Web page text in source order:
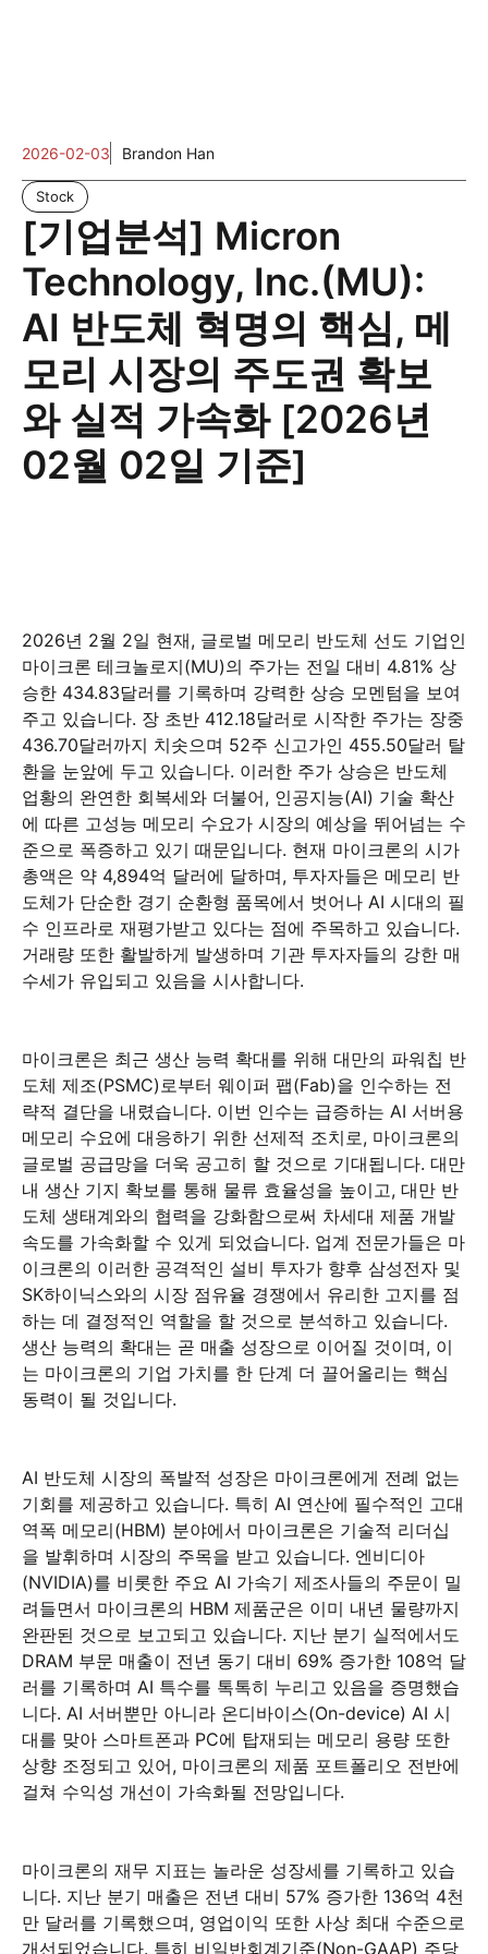
2026-02-03 Brandon Han
Stock
[기업분석] Micron
Technology, Inc.(MU):
AI 반도체 혁명의 핵심, 메
모리 시장의 주도권 확보
와 실적 가속화 [2026년
02월 02일 기준]
2026년 2월 2일 현재, 글로벌 메모리 반도체 선도 기업인
마이크론 테크놀로지(MU)의 주가는 전일 대비 4.81% 상
승한 434.83달러를 기록하며 강력한 상승 모멘텀을 보여
주고 있습니다. 장 초반 412.18달러로 시작한 주가는 장중
436.70달러까지 치솟으며 52주 신고가인 455.50달러 탈
환을 눈앞에 두고 있습니다. 이러한 주가 상승은 반도체
업황의 완연한 회복세와 더불어, 인공지능(AI) 기술 확산
에 따른 고성능 메모리 수요가 시장의 예상을 뛰어넘는 수
준으로 폭증하고 있기 때문입니다. 현재 마이크론의 시가
총액은 약 4,894억 달러에 달하며, 투자자들은 메모리 반
도체가 단순한 경기 순환형 품목에서 벗어나 AI 시대의 필
수 인프라로 재평가받고 있다는 점에 주목하고 있습니다.
거래량 또한 활발하게 발생하며 기관 투자자들의 강한 매
수세가 유입되고 있음을 시사합니다.
마이크론은 최근 생산 능력 확대를 위해 대만의 파워칩 반
도체 제조(PSMC)로부터 웨이퍼 팹(Fab)을 인수하는 전
략적 결단을 내렸습니다. 이번 인수는 급증하는 AI 서버용
메모리 수요에 대응하기 위한 선제적 조치로, 마이크론의
글로벌 공급망을 더욱 공고히 할 것으로 기대됩니다. 대만
내 생산 기지 확보를 통해 물류 효율성을 높이고, 대만 반
도체 생태계와의 협력을 강화함으로써 차세대 제품 개발
속도를 가속화할 수 있게 되었습니다. 업계 전문가들은 마
이크론의 이러한 공격적인 설비 투자가 향후 삼성전자 및
SK하이닉스와의 시장 점유율 경쟁에서 유리한 고지를 점
하는 데 결정적인 역할을 할 것으로 분석하고 있습니다.
생산 능력의 확대는 곧 매출 성장으로 이어질 것이며, 이
는 마이크론의 기업 가치를 한 단계 더 끌어올리는 핵심
동력이 될 것입니다.
AI 반도체 시장의 폭발적 성장은 마이크론에게 전례 없는
기회를 제공하고 있습니다. 특히 AI 연산에 필수적인 고대
역폭 메모리(HBM) 분야에서 마이크론은 기술적 리더십
을 발휘하며 시장의 주목을 받고 있습니다. 엔비디아
(NVIDIA)를 비롯한 주요 AI 가속기 제조사들의 주문이 밀
려들면서 마이크론의 HBM 제품군은 이미 내년 물량까지
완판된 것으로 보고되고 있습니다. 지난 분기 실적에서도
DRAM 부문 매출이 전년 동기 대비 69% 증가한 108억 달
러를 기록하며 AI 특수를 톡톡히 누리고 있음을 증명했습
니다. AI 서버뿐만 아니라 온디바이스(On-device) AI 시
대를 맞아 스마트폰과 PC에 탑재되는 메모리 용량 또한
상향 조정되고 있어, 마이크론의 제품 포트폴리오 전반에
걸쳐 수익성 개선이 가속화될 전망입니다.
마이크론의 재무 지표는 놀라운 성장세를 기록하고 있습
니다. 지난 분기 매출은 전년 대비 57% 증가한 136억 4천
만 달러를 기록했으며, 영업이익 또한 사상 최대 수준으로
개선되었습니다. 특히 비일반회계기준(Non-GAAP) 주당